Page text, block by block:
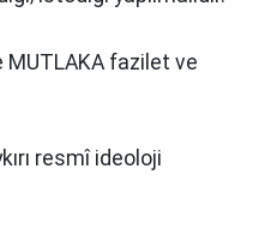
fazilet ve
resmî ideoloji